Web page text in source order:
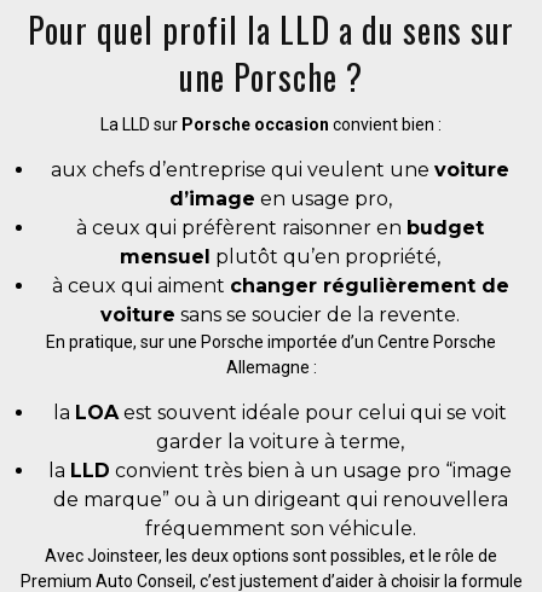
Pour quel profil la LLD a du sens sur
une Porsche ?
La LLD sur Porsche occasion convient bien :
aux chefs d’entreprise qui veulent une voiture
d’image en usage pro,
à ceux qui préfèrent raisonner en budget
mensuel plutôt qu’en propriété,
à ceux qui aiment changer régulièrement de
voiture sans se soucier de la revente.
En pratique, sur une Porsche importée d’un Centre Porsche
Allemagne :
la LOAest souvent idéale pour celui qui se voit
garder la voiture à terme,
la LLD convient très bien à un usage pro “image
de marque” ou à un dirigeant qui renouvellera
fréquemment son véhicule.
Avec Joinsteer, les deux options sont possibles, et le rôle de
Premium Auto Conseil, c’est justement d’aider à choisir la formule